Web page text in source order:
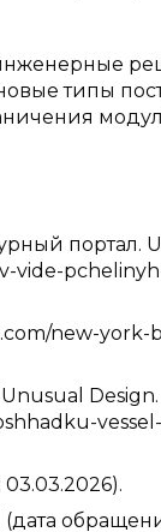
инженерные
типы
портал.
vide-
new-york-
Design.